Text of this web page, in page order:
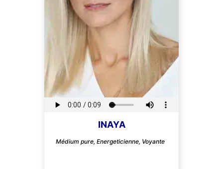
INAYA
Médium pure, Energeticienne, Voyante